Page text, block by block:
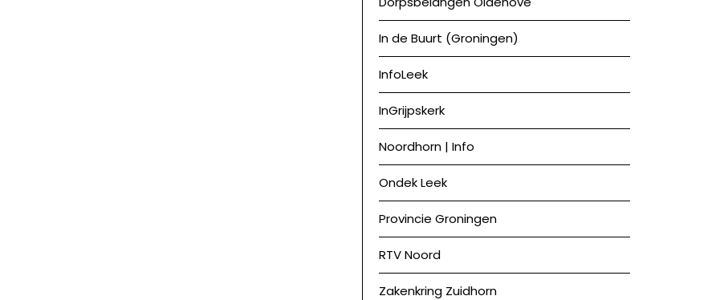
In de Buurt (Groningen)
InfoLeek
InGrijpskerk
Noordhorn | Info
Ondek Leek
Provincie Groningen
RTV Noord
Zakenkring Zuidhorn